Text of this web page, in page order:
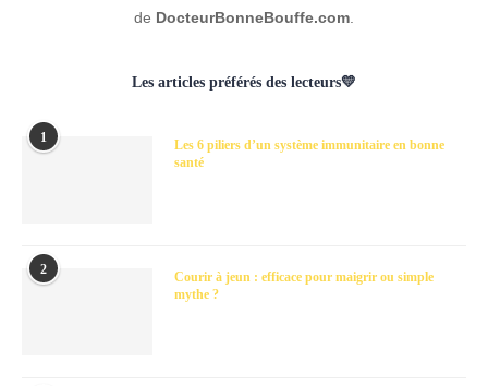
de DocteurBonneBouffe.com
Les articles préférés des lecteurs💛
1
Les 6 piliers d’un système immunitaire en bonne
santé
2
Courir à jeun : efficace pour maigrir ou simple
mythe ?